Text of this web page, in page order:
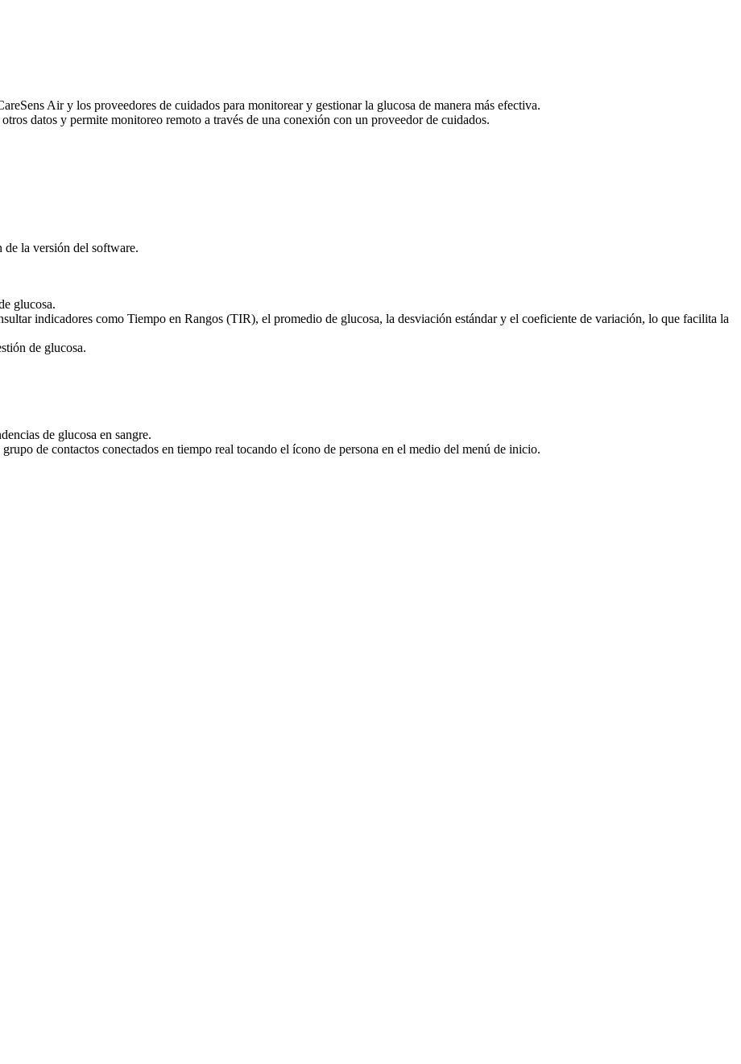
Air y los proveedores de cuidados para monitorear y gestionar la glucosa de manera más efectiva.
datos y permite monitoreo remoto a través de una conexión con un proveedor de cuidados.
de la versión del software.
glucosa.
indicadores como Tiempo en Rangos (TIR), el promedio de glucosa, la desviación estándar y el coeficiente de variación, lo que facilita la
de glucosa.
de glucosa en sangre.
de contactos conectados en tiempo real tocando el ícono de persona en el medio del menú de inicio.